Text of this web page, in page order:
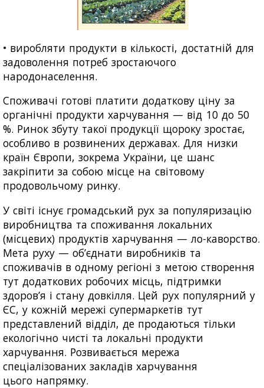
• виробляти продукти в кількості, достатній для
задоволення потреб зростаючого
народонаселення.
Споживачі готові платити додаткову ціну за
органічні продукти харчування — від 10 до 50
%. Ринок збуту такої продукції щороку зростає,
особливо в розвинених державах. Для низки
країн Європи, зокрема України, це шанс
закріпити за собою місце на світовому
продовольчому ринку.
У світі існує громадський рух за популяризацію
виробництва та споживання локальних
(місцевих) продуктів харчування — ло-каворство.
Мета руху — об’єднати виробників та
споживачів в одному регіоні з метою створення
тут додаткових робочих місць, підтримки
здоров’я і стану довкілля. Цей рух популярний у
ЄС, у кожній мережі супермаркетів тут
представлений відділ, де продаються тільки
екологічно чисті та локальні продукти
харчування. Розвивається мережа
спеціалізованих закладів харчування
цього напрямку.